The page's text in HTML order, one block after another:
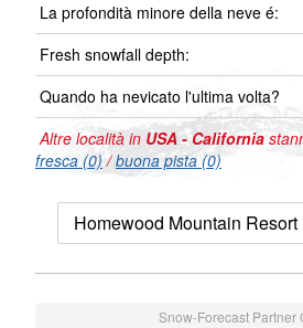
La profondità minore della neve é:
Fresh snowfall depth:
Quando ha nevicato l'ultima volta?
Altre località in USA - California
fresca (0)/buona pista (0)
Homewood Mountain
Snow-Forecast Partner